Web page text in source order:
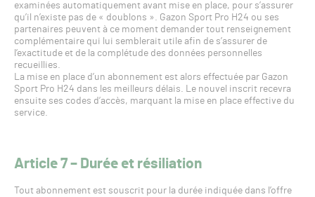
examinées automatiquement avant mise en place, pour s’assurer
qu’il n’existe pas de « doublons ». Gazon Sport Pro H24 ou ses
partenaires peuvent à ce moment demander tout renseignement
complémentaire qui lui semblerait utile afin de s’assurer de
l’exactitude et de la complétude des données personnelles
recueillies.
La mise en place d’un abonnement est alors effectuée par Gazon
Sport Pro H24 dans les meilleurs délais. Le nouvel inscrit recevra
ensuite ses codes d’accès, marquant la mise en place effective du
service.
Article 7 – Durée et résiliation
Tout abonnement est souscrit pour la durée indiquée dans l’offre